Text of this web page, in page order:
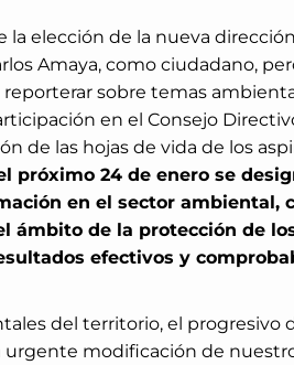
la elección de la nueva
Amaya, como ciudadano,
reporterar sobre temas
en el Consejo
de las hojas de vida de los
próximo 24 de enero se
en el sector ambiental,
ámbito de la protección de
efectivos y
del territorio, el progresivo
urgente modificación de